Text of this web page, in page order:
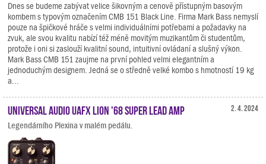
Dnes se budeme zabývat velice šikovným a cenově přístupným basovým
kombem s typovým označením CMB 151 Black Line. Firma Mark Bass nemyslí
pouze na špičkové hráče s velmi individuálními potřebami a požadavky na
zvuk, ale svou kvalitu nabízí též méně movitým muzikantům či studentům,
protože i oni si zaslouží kvalitní sound, intuitivní ovládaní a slušný výkon.
Mark Bass CMB 151 zaujme na první pohled velmi elegantním a
jednoduchým designem. Jedná se o středně velké kombo s hmotností 19 kg
a...
2. 4. 2024
Universal Audio UAFX Lion '68 Super Lead Amp
Legendárního Plexina v malém pedálu.